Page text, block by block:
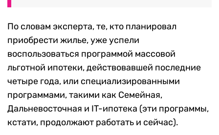
По словам эксперта, те, кто планировал
приобрести жилье, уже успели
воспользоваться программой массовой
льготной ипотеки, действовавшей последние
четыре года, или специализированными
программами, такими как Семейная,
Дальневосточная и IT-ипотека (эти программы,
кстати, продолжают работать и сейчас).